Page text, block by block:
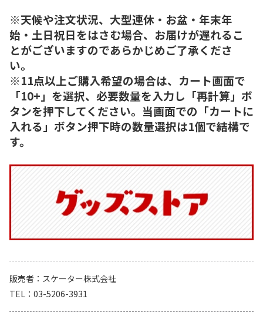
※天候や注文状況、大型連休・お盆・年末年
始・土日祝日をはさむ場合、お届けが遅れるこ
とがございますのであらかじめご了承くださ
い。
※11点以上ご購入希望の場合は、カート画面で
「10+」を選択、必要数量を入力し「再計算」ボ
タンを押下してください。当画面での「カートに
入れる」ボタン押下時の数量選択は1個で結構で
す。
販売者
スケーター株式会社
TEL
03-5206-3931